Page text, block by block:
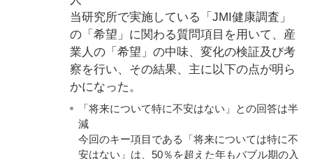
当研究所で実施している「JMI健康調査」
の「希望」に関わる質問項目を用いて、産
業人の「希望」の中味、変化の検証及び考
察を行い、その結果、主に以下の点が明ら
かになった。
「将来について特に不安はない」との回答は半
減
今回のキー項目である「将来については特に不
安はない」は、50％を超えた年もバブル期の入